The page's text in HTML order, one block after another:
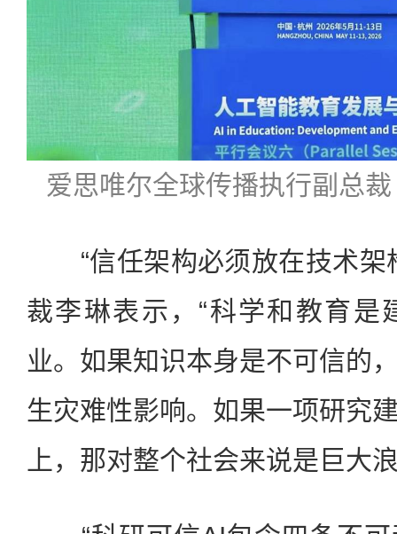
爱思唯尔全球传播执行副总
“信任架构必须放在技术架
裁李琳表示，“科学和教育是
业。如果知识本身是不可信的
生灾难性影响。如果一项研究
上，那对整个社会来说是巨大